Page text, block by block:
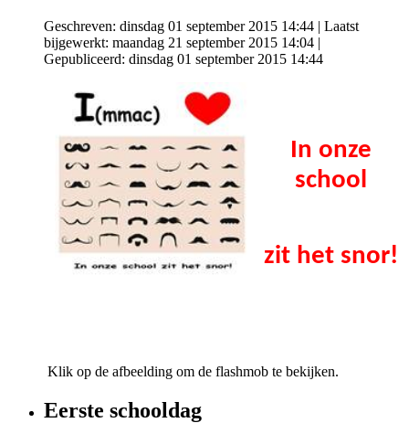
Geschreven: dinsdag 01 september 2015 14:44 | Laatst
bijgewerkt: maandag 21 september 2015 14:04 |
Gepubliceerd: dinsdag 01 september 2015 14:44
In onze
school
zit het snor!
Klik op de afbeelding om de flashmob te bekijken.
Eerste schooldag